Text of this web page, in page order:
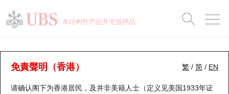
本结构性产品并无抵押品
繁 / 简 / EN
免責聲明（香港）
请确认阁下为香港居民，及并非美籍人士（定义见美国1933年证
牛熊证分析仪
表现 街货统计 比较
瑞银认股证一览
新发行瑞银认股证
街货统计
比较
牛熊全景快搜
牛熊证搜寻
街货统计
比较
十大升幅/跌幅
十大认股证成交分布
正股分析仪
二十大活跃股份
持股比重
显示所有持股比重
每月轮证大市专题
轮证专栏